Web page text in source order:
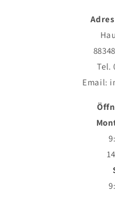
Tel.
Email: